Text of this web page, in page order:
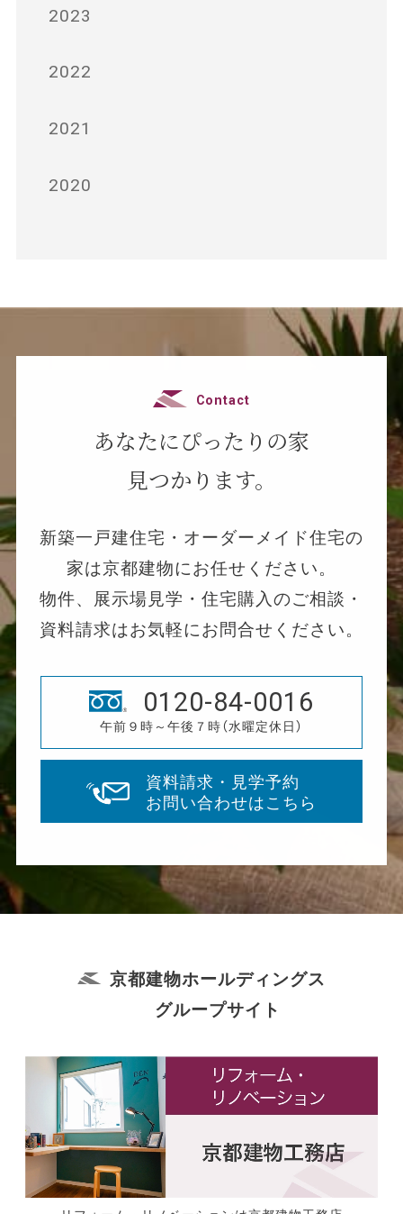
2023
2022
2021
2020
Contact
あなたにぴったりの家
見つかります。
新築一戸建住宅・オーダーメイド住宅の
家は京都建物にお任せください。
物件、展示場見学・住宅購入のご相談・
資料請求はお気軽にお問合せください。
0120-84-0016
午前９時～午後７時（水曜定休日）
資料請求・見学予約
お問い合わせはこちら
京都建物ホールディングス
グループサイト